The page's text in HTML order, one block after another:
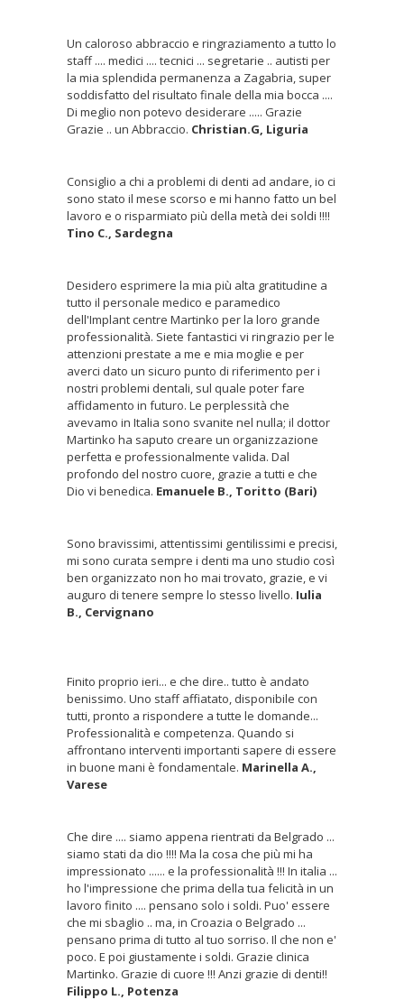
Un caloroso abbraccio e ringraziamento a tutto lo
staff .... medici .... tecnici ... segretarie .. autisti per
la mia splendida permanenza a Zagabria, super
soddisfatto del risultato finale della mia bocca ....
Di meglio non potevo desiderare ..... Grazie
Grazie .. un Abbraccio. Christian.G, Liguria
Consiglio a chi a problemi di denti ad andare, io ci
sono stato il mese scorso e mi hanno fatto un bel
lavoro e o risparmiato più della metà dei soldi !!!!
Tino C., Sardegna
Desidero esprimere la mia più alta gratitudine a
tutto il personale medico e paramedico
dell'Implant centre Martinko per la loro grande
professionalità. Siete fantastici vi ringrazio per le
attenzioni prestate a me e mia moglie e per
averci dato un sicuro punto di riferimento per i
nostri problemi dentali, sul quale poter fare
affidamento in futuro. Le perplessità che
avevamo in Italia sono svanite nel nulla; il dottor
Martinko ha saputo creare un organizzazione
perfetta e professionalmente valida. Dal
profondo del nostro cuore, grazie a tutti e che
Dio vi benedica. Emanuele B., Toritto (Bari)
Sono bravissimi, attentissimi gentilissimi e precisi,
mi sono curata sempre i denti ma uno studio così
ben organizzato non ho mai trovato, grazie, e vi
auguro di tenere sempre lo stesso livello. Iulia
B., Cervignano
Finito proprio ieri... e che dire.. tutto è andato
benissimo. Uno staff affiatato, disponibile con
tutti, pronto a rispondere a tutte le domande...
Professionalità e competenza. Quando si
affrontano interventi importanti sapere di essere
in buone mani è fondamentale. Marinella A.,
Varese
Che dire .... siamo appena rientrati da Belgrado ...
siamo stati da dio !!!! Ma la cosa che più mi ha
impressionato ...... e la professionalità !!! In italia ...
ho l'impressione che prima della tua felicità in un
lavoro finito .... pensano solo i soldi. Puo' essere
che mi sbaglio .. ma, in Croazia o Belgrado ...
pensano prima di tutto al tuo sorriso. Il che non e'
poco. E poi giustamente i soldi. Grazie clinica
Martinko. Grazie di cuore !!! Anzi grazie di denti!!
Filippo L., Potenza